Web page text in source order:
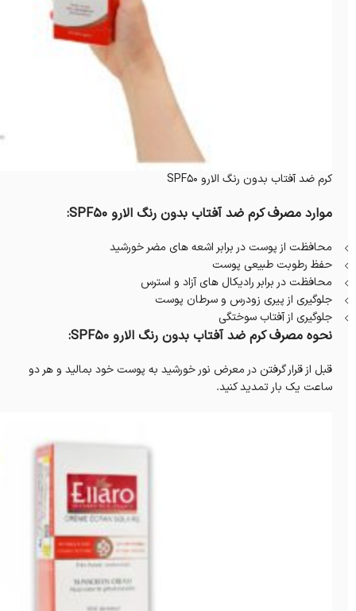
کرم ضد آفتاب بدون رنگ الارو SPF50
موارد مصرف کرم ضد آفتاب بدون رنگ الارو SPF50:
محافظت از پوست در برابر اشعه های مضر خورشید
حفظ رطوبت طبیعی پوست
محافظت در برابر رادیکال های آزاد و استرس
جلوگیری از پیری زودرس و سرطان پوست
جلوگیری از آفتاب سوختگی
نحوه مصرف کرم ضد آفتاب بدون رنگ الارو SPF50:
قبل از قرار گرفتن در معرض نور خورشید به پوست خود بمالید و هر دو
ساعت یک بار تمدید کنید.